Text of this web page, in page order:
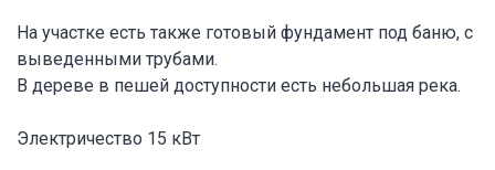
На участке есть также готовый фундамент под баню, с
выведенными трубами.
В дереве в пешей доступности есть небольшая река.
Электричество 15 кВт